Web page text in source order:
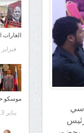
الغارات
فبراير 15, 2026
موسكو
يناير 13, 2026